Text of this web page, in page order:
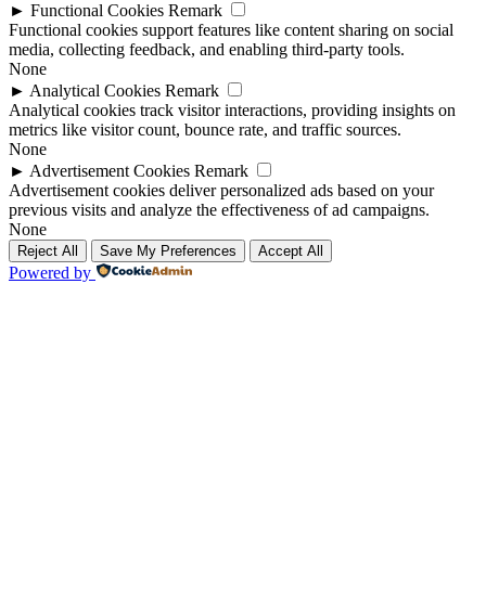
► Functional Cookies Remark
Functional cookies support features like content sharing on social
media, collecting feedback, and enabling third-party tools.
None
► Analytical Cookies Remark
Analytical cookies track visitor interactions, providing insights on
metrics like visitor count, bounce rate, and traffic sources.
None
► Advertisement Cookies Remark
Advertisement cookies deliver personalized ads based on your
previous visits and analyze the effectiveness of ad campaigns.
None
Reject All Save My Preferences Accept All
Powered by